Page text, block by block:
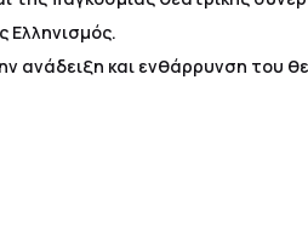
Ελληνισμός.
ανάδειξη και ενθάρρυνση του